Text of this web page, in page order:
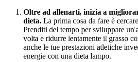
Oltre ad allenarti, inizia a
dieta. La prima cosa da fare è
Prenditi del tempo per sviluppare
volta e ridurre lentamente il grasso
anche le tue prestazioni atletiche
energie con una dieta lampo.